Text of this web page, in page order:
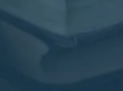
кнопки
в течение 3
на обработку